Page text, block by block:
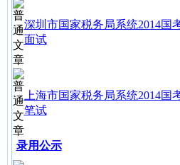
深圳市国家税务局系统2014国
面试
上海市国家税务局系统2014国
笔试
录用公示